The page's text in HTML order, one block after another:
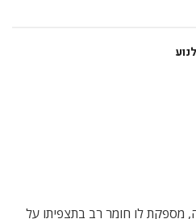
מספקת לו חומר רב בתצפיתו על